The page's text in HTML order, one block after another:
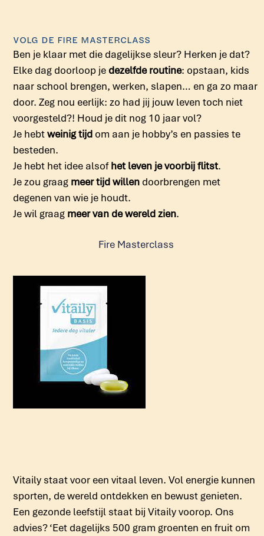
VOLG DE FIRE MASTERCLASS
Ben je klaar met die dagelijkse sleur? Herken je dat?
Elke dag doorloop je dezelfde routine: opstaan, kids
naar school brengen, werken, slapen… en ga zo maar
door. Zeg nou eerlijk: zo had jij jouw leven toch niet
voorgesteld?! Houd je dit nog 10 jaar vol?
Je hebtweinig tijd om aan je hobby’s en passies te
besteden.
Je hebt het idee alsofhet leven je voorbij flitst.
Je zou graag meer tijd willen doorbrengen met
degenen van wie je houdt.
Je wil graag meer van de wereld zien.
Fire Masterclass
Vitaily staat voor een vitaal leven. Vol energie kunnen
sporten, de wereld ontdekken en bewust genieten.
Een gezonde leefstijl staat bij Vitaily voorop. Ons
advies? ‘Eet dagelijks 500 gram groenten en fruit om